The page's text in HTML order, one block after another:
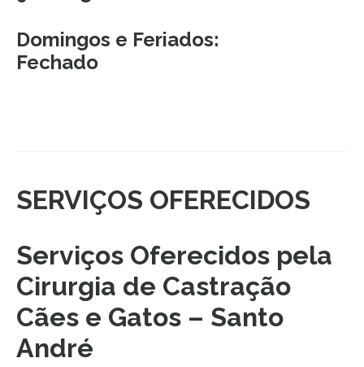
Domingos e Feriados:
Fechado
SERVIÇOS OFERECIDOS
Serviços Oferecidos pela
Cirurgia de Castração
Cães e Gatos – Santo
André